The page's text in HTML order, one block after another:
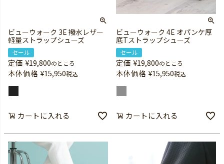
ビューウォーク 3E 撥水レザー
軽量ストラップシューズ
セール
定価 ¥19,800のところ
本体価格 ¥15,950税込
カートに入れる
ビューウォーク 4E オパンケ厚
底Tストラップシューズ
セール
定価 ¥19,800のところ
本体価格 ¥15,950税込
カートに入れる